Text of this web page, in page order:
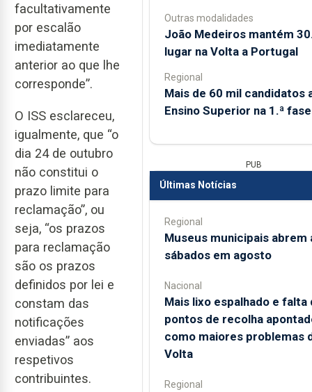
facultativamente
por escalão
imediatamente
anterior ao que lhe
corresponde”.
O ISS esclareceu,
igualmente, que “o
dia 24 de outubro
não constitui o
prazo limite para
reclamação”, ou
seja, “os prazos
para reclamação
são os prazos
definidos por lei e
constam das
notificações
enviadas” aos
respetivos
contribuintes.
Outras modalidades
João Medeiros mantém
lugar na Volta a Portugal
Regional
Mais de 60 mil candidatos
Ensino Superior na 1.ª fase
PUB
Últimas Notícias
Regional
Museus municipais abrem
sábados em agosto
Nacional
Mais lixo espalhado e falta
pontos de recolha
como maiores problemas
Volta
Regional